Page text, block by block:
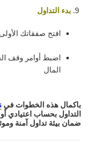
بدء التداول
افتح صفقاتك
اضبط أوامر وقف
المال
باكمال هذه الخطوات في
التداول بحساب اعتيادي
ضمان بيئة تداول آمنة